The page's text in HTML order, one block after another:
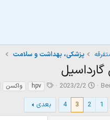
پزشکی، بهداشت و سلامت
ت
ی
2023/2/2
ت
ه
ا
hpv واکسن
1
2
3
4 بعدی